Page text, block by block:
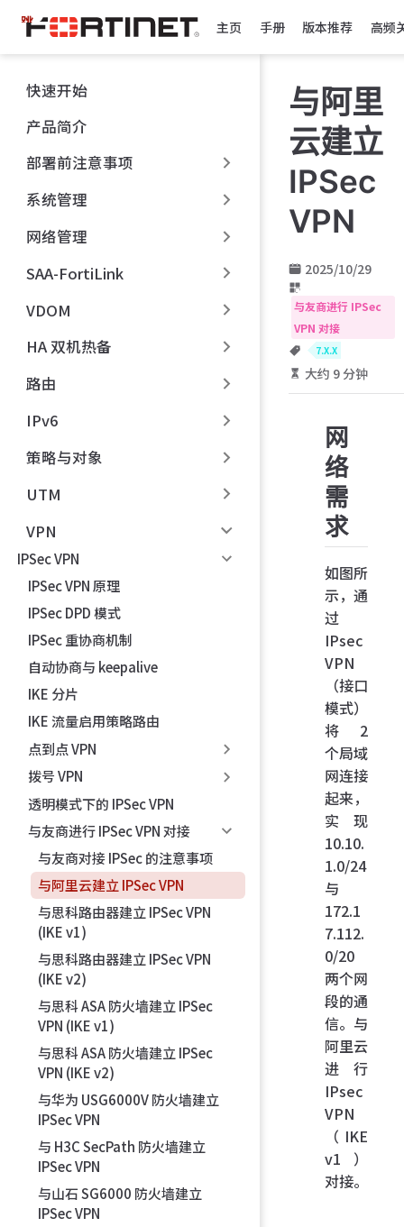
跳
至
主
內
容
主页 手册 版本推荐 高频
快速开始
产品简介
部署前注意事项
系统管理
网络管理
SAA-FortiLink
VDOM
HA 双机热备
路由
IPv6
策略与对象
UTM
VPN
IPSec VPN
IPSec VPN 原理
IPSec DPD 模式
IPSec 重协商机制
自动协商与 keepalive
IKE 分片
IKE 流量启用策略路由
点到点 VPN
拨号 VPN
透明模式下的 IPSec VPN
与友商进行 IPSec VPN 对接
与友商对接 IPSec 的注意事项
与阿里云建立 IPSec VPN
与思科路由器建立 IPSec VPN
(IKE v1)
与思科路由器建立 IPSec VPN
(IKE v2)
与思科 ASA 防火墙建立 IPSec
VPN (IKE v1)
与思科 ASA 防火墙建立 IPSec
VPN (IKE v2)
与华为 USG6000V 防火墙建立
IPSec VPN
与 H3C SecPath 防火墙建立
IPSec VPN
与山石 SG6000 防火墙建立
IPSec VPN
与阿里
云建立
IPSec
VPN
2025/10/29
与友商进行 IPSec
VPN 对接
7.X.X
大约 9 分钟
网
络
需
求
如图所
示，通
过
IPsec
VPN
（接口
模式）
将 2
个局域
网连接
起来，
实现
10.10.
1.0/24
与
172.1
7.112.
0/20
两个网
段的通
信。与
阿里云
进行
IPsec
VPN
（IKE
v1）
对接。